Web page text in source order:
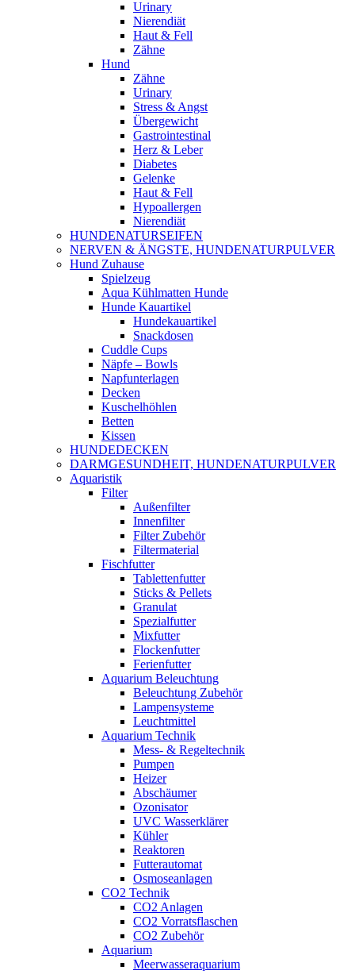
Urinary
Nierendiät
Haut & Fell
Zähne
Hund
Zähne
Urinary
Stress & Angst
Übergewicht
Gastrointestinal
Herz & Leber
Diabetes
Gelenke
Haut & Fell
Hypoallergen
Nierendiät
HUNDENATURSEIFEN
NERVEN & ÄNGSTE, HUNDENATURPULVER
Hund Zuhause
Spielzeug
Aqua Kühlmatten Hunde
Hunde Kauartikel
Hundekauartikel
Snackdosen
Cuddle Cups
Näpfe – Bowls
Napfunterlagen
Decken
Kuschelhöhlen
Betten
Kissen
HUNDEDECKEN
DARMGESUNDHEIT, HUNDENATURPULVER
Aquaristik
Filter
Außenfilter
Innenfilter
Filter Zubehör
Filtermaterial
Fischfutter
Tablettenfutter
Sticks & Pellets
Granulat
Spezialfutter
Mixfutter
Flockenfutter
Ferienfutter
Aquarium Beleuchtung
Beleuchtung Zubehör
Lampensysteme
Leuchtmittel
Aquarium Technik
Mess- & Regeltechnik
Pumpen
Heizer
Abschäumer
Ozonisator
UVC Wasserklärer
Kühler
Reaktoren
Futterautomat
Osmoseanlagen
CO2 Technik
CO2 Anlagen
CO2 Vorratsflaschen
CO2 Zubehör
Aquarium
Meerwasseraquarium